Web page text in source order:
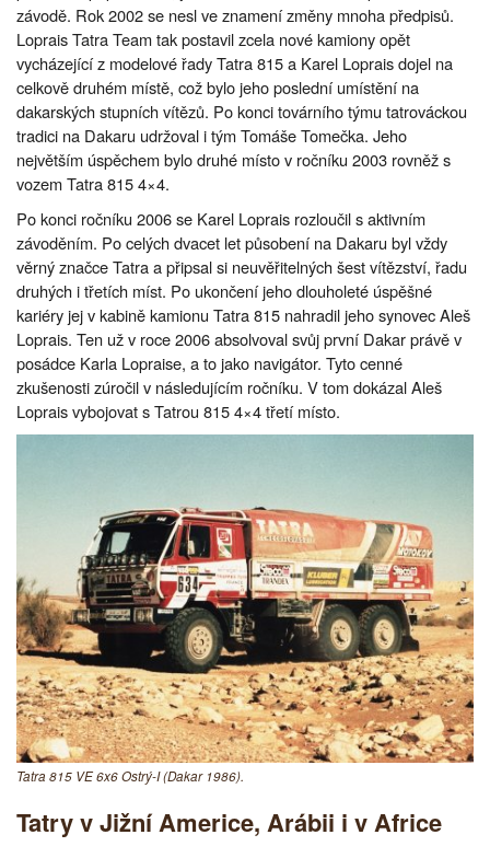
závodě. Rok 2002 se nesl ve znamení změny mnoha předpisů.
Loprais Tatra Team tak postavil zcela nové kamiony opět
vycházející z modelové řady Tatra 815 a Karel Loprais dojel na
celkově druhém místě, což bylo jeho poslední umístění na
dakarských stupních vítězů. Po konci továrního týmu tatrováckou
tradici na Dakaru udržoval i tým Tomáše Tomečka. Jeho
největším úspěchem bylo druhé místo v ročníku 2003 rovněž s
vozem Tatra 815 4×4.
Po konci ročníku 2006 se Karel Loprais rozloučil s aktivním
závoděním. Po celých dvacet let působení na Dakaru byl vždy
věrný značce Tatra a připsal si neuvěřitelných šest vítězství, řadu
druhých i třetích míst. Po ukončení jeho dlouholeté úspěšné
kariéry jej v kabině kamionu Tatra 815 nahradil jeho synovec Aleš
Loprais. Ten už v roce 2006 absolvoval svůj první Dakar právě v
posádce Karla Lopraise, a to jako navigátor. Tyto cenné
zkušenosti zúročil v následujícím ročníku. V tom dokázal Aleš
Loprais vybojovat s Tatrou 815 4×4 třetí místo.
Tatra 815 VE 6x6 Ostrý-I (Dakar 1986).
Tatry v Jižní Americe, Arábii i v Africe